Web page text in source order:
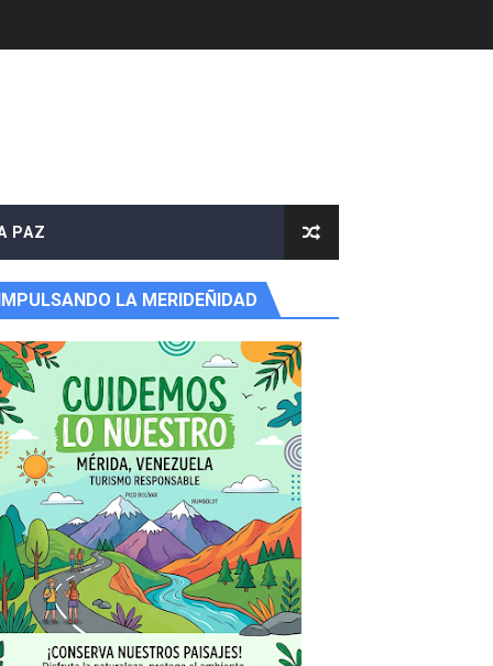
PAZ
IMPULSANDO LA MERIDEÑIDAD